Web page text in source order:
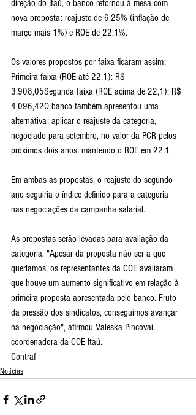
direção do Itaú, o banco retornou à mesa com
nova proposta: reajuste de 6,25% (inflação de
março mais 1%) e ROE de 22,1%.
Os valores propostos por faixa ficaram assim:
Primeira faixa (ROE até 22,1): R$
3.908,05Segunda faixa (ROE acima de 22,1): R$
4.096,42O banco também apresentou uma
alternativa: aplicar o reajuste da categoria,
negociado para setembro, no valor da PCR pelos
próximos dois anos, mantendo o ROE em 22,1.
Em ambas as propostas, o reajuste do segundo
ano seguiria o índice definido para a categoria
nas negociações da campanha salarial.
As propostas serão levadas para avaliação da
categoria. "Apesar da proposta não ser a que
queríamos, os representantes da COE avaliaram
que houve um aumento significativo em relação à
primeira proposta apresentada pelo banco. Fruto
da pressão dos sindicatos, conseguimos avançar
na negociação", afirmou Valeska Pincovai,
coordenadora da COE Itaú.
Contraf
Notícias